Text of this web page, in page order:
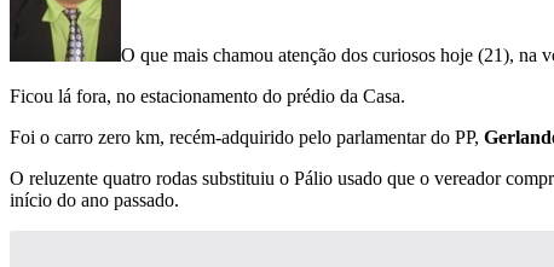
O que mais chamou atenção dos curiosos hoje (21), na
Ficou lá fora, no estacionamento do prédio da Casa.
Foi o carro zero km, recém-adquirido pelo parlamentar do PP,
O reluzente quatro rodas substituiu o Pálio usado que o vereador
início do ano passado.